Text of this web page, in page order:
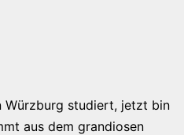
Würzburg studiert, jetzt bin
aus dem grandiosen